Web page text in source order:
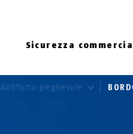
Sicurezza
Antifurto pieghevole